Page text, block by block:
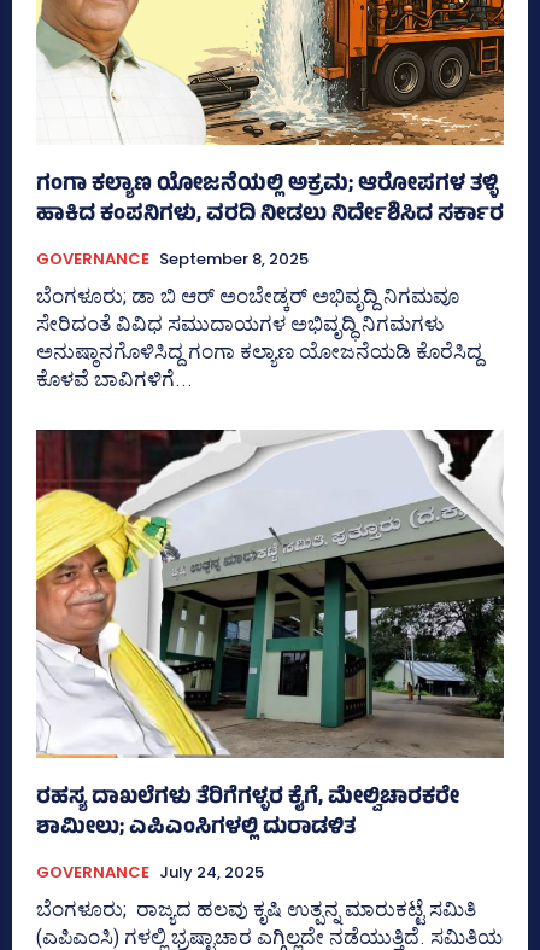
ಗಂಗಾ ಕಲ್ಯಾಣ ಯೋಜನೆಯಲ್ಲಿ ಅಕ್ರಮ; ಆರೋಪಗಳ ತಳ್ಳಿ
ಹಾಕಿದ ಕಂಪನಿಗಳು, ವರದಿ ನೀಡಲು ನಿರ್ದೇಶಿಸಿದ ಸರ್ಕಾರ
GOVERNANCE September 8, 2025
ಬೆಂಗಳೂರು; ಡಾ ಬಿ ಆರ್ ಅಂಬೇಡ್ಕರ್‍‌ ಅಭಿವೃದ್ದಿ ನಿಗಮವೂ
ಸೇರಿದಂತೆ ವಿವಿಧ ಸಮುದಾಯಗಳ ಅಭಿವೃದ್ಧಿ ನಿಗಮಗಳು
ಅನುಷ್ಠಾನಗೊಳಿಸಿದ್ದ ಗಂಗಾ ಕಲ್ಯಾಣ ಯೋಜನೆಯಡಿ ಕೊರೆಸಿದ್ದ
ಕೊಳವೆ ಬಾವಿಗಳಿಗೆ...
ರಹಸ್ಯ ದಾಖಲೆಗಳು ತೆರಿಗೆಗಳ್ಳರ ಕೈಗೆ, ಮೇಲ್ವಿಚಾರಕರೇ
ಶಾಮೀಲು; ಎಪಿಎಂಸಿಗಳಲ್ಲಿ ದುರಾಡಳಿತ
GOVERNANCE July 24, 2025
ಬೆಂಗಳೂರು; ರಾಜ್ಯದ ಹಲವು ಕೃಷಿ ಉತ್ಪನ್ನ ಮಾರುಕಟ್ಟೆ ಸಮಿತಿ
(ಎಪಿಎಂಸಿ) ಗಳಲ್ಲಿ ಭ್ರಷ್ಟಾಚಾರ ಎಗ್ಗಿಲ್ಲದೇ ನಡೆಯುತ್ತಿದೆ. ಸಮಿತಿಯ